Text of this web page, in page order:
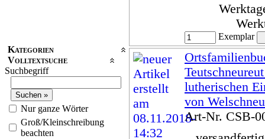
Kategorien
Volltextsuche
Suchbegriff
Nur ganze Wörter
Groß/Kleinschreibung
beachten
Exemplar
lutherischen
von
Art-Nr. CSB-